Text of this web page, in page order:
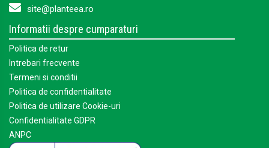
site@planteea.ro
Informatii despre cumparaturi
Politica de retur
Intrebari frecvente
Termeni si conditii
Politica de confidentialitate
Politica de utilizare Cookie-uri
Confidentialitate GDPR
ANPC